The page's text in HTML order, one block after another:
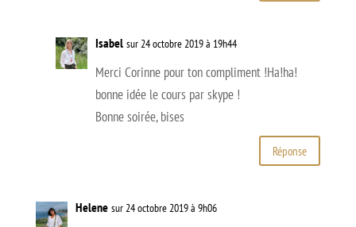
Isabel sur 24 octobre 2019 à 19h44
Merci Corinne pour ton compliment !Ha!ha!
bonne idée le cours par skype !
Bonne soirée, bises
Réponse
Helene sur 24 octobre 2019 à 9h06